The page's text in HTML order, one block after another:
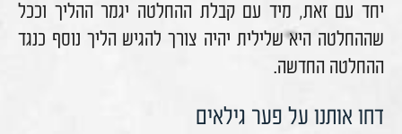
יחד עם זאת, מיד עם קבלת ההחלטה יגמר ההליך וככל
שההחלטה היא שלילית יהיה צורך להגיש הליך נוסף כנגד
ההחלטה החדשה.
דחו אותנו על פער גילאים